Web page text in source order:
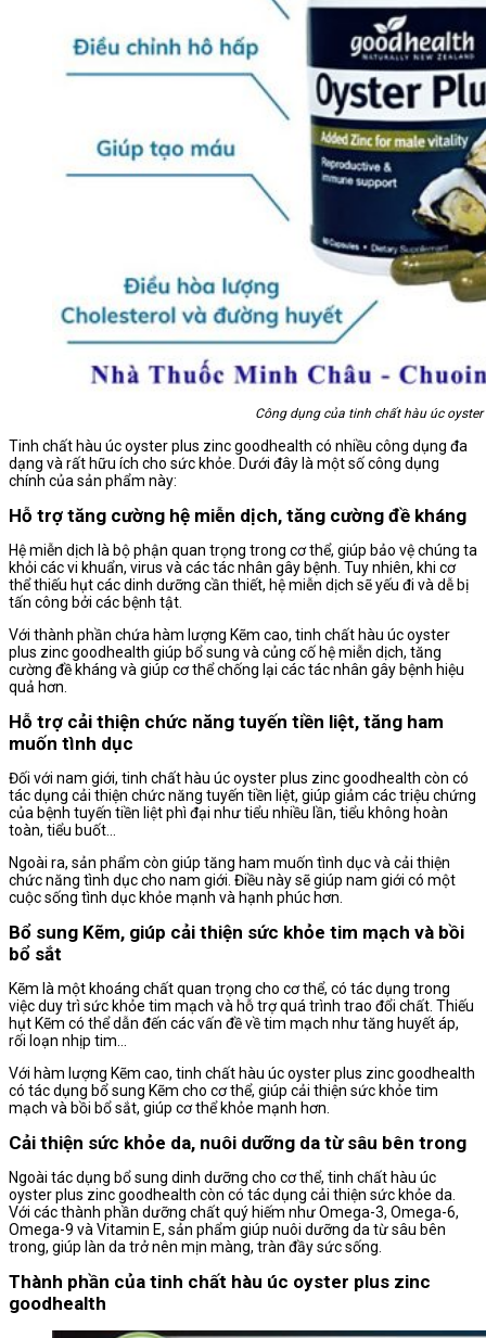
Công dụng của tinh chất hàu úc
Tinh chất hàu úc oyster plus zinc goodhealth có nhiều công dụng đa
dạng và rất hữu ích cho sức khỏe. Dưới đây là một số công dụng
chính của sản phẩm này:
Hỗ trợ tăng cường hệ miễn dịch, tăng cường đề kháng
Hệ miễn dịch là bộ phận quan trọng trong cơ thể, giúp bảo vệ chúng ta
khỏi các vi khuẩn, virus và các tác nhân gây bệnh. Tuy nhiên, khi cơ
thể thiếu hụt các dinh dưỡng cần thiết, hệ miễn dịch sẽ yếu đi và dễ bị
tấn công bởi các bệnh tật.
Với thành phần chứa hàm lượng Kẽm cao, tinh chất hàu úc oyster
plus zinc goodhealth giúp bổ sung và củng cố hệ miễn dịch, tăng
cường đề kháng và giúp cơ thể chống lại các tác nhân gây bệnh hiệu
quả hơn.
Hỗ trợ cải thiện chức năng tuyến tiền liệt, tăng ham
muốn tình dục
Đối với nam giới, tinh chất hàu úc oyster plus zinc goodhealth còn có
tác dụng cải thiện chức năng tuyến tiền liệt, giúp giảm các triệu chứng
của bệnh tuyến tiền liệt phì đại như tiểu nhiều lần, tiểu không hoàn
toàn, tiểu buốt…
Ngoài ra, sản phẩm còn giúp tăng ham muốn tình dục và cải thiện
chức năng tình dục cho nam giới. Điều này sẽ giúp nam giới có một
cuộc sống tình dục khỏe mạnh và hạnh phúc hơn.
Bổ sung Kẽm, giúp cải thiện sức khỏe tim mạch và bồi
bổ sắt
Kẽm là một khoáng chất quan trọng cho cơ thể, có tác dụng trong
việc duy trì sức khỏe tim mạch và hỗ trợ quá trình trao đổi chất. Thiếu
hụt Kẽm có thể dẫn đến các vấn đề về tim mạch như tăng huyết áp,
rối loạn nhịp tim…
Với hàm lượng Kẽm cao, tinh chất hàu úc oyster plus zinc goodhealth
có tác dụng bổ sung Kẽm cho cơ thể, giúp cải thiện sức khỏe tim
mạch và bồi bổ sắt, giúp cơ thể khỏe mạnh hơn.
Cải thiện sức khỏe da, nuôi dưỡng da từ sâu bên trong
Ngoài tác dụng bổ sung dinh dưỡng cho cơ thể, tinh chất hàu úc
oyster plus zinc goodhealth còn có tác dụng cải thiện sức khỏe da.
Với các thành phần dưỡng chất quý hiếm như Omega-3, Omega-6,
Omega-9 và Vitamin E, sản phẩm giúp nuôi dưỡng da từ sâu bên
trong, giúp làn da trở nên mịn màng, tràn đầy sức sống.
Thành phần của tinh chất hàu úc oyster plus zinc
goodhealth